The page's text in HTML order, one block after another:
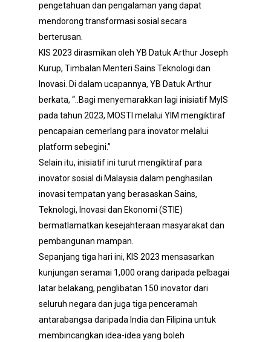
pengetahuan dan pengalaman yang dapat
mendorong transformasi sosial secara
berterusan.
KIS 2023 dirasmikan oleh YB Datuk Arthur Joseph
Kurup, Timbalan Menteri Sains Teknologi dan
Inovasi. Di dalam ucapannya, YB Datuk Arthur
berkata, “..Bagi menyemarakkan lagi inisiatif MyIS
pada tahun 2023, MOSTI melalui YIM mengiktiraf
pencapaian cemerlang para inovator melalui
platform sebegini.”
Selain itu, inisiatif ini turut mengiktiraf para
inovator sosial di Malaysia dalam penghasilan
inovasi tempatan yang berasaskan Sains,
Teknologi, Inovasi dan Ekonomi (STIE)
bermatlamatkan kesejahteraan masyarakat dan
pembangunan mampan.
Sepanjang tiga hari ini, KIS 2023 mensasarkan
kunjungan seramai 1,000 orang daripada pelbagai
latar belakang, penglibatan 150 inovator dari
seluruh negara dan juga tiga penceramah
antarabangsa daripada India dan Filipina untuk
membincangkan idea-idea yang boleh